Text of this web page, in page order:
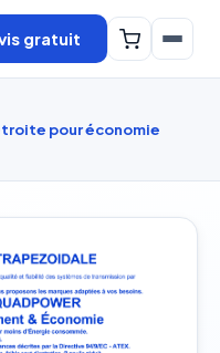
gratuit
pour économie